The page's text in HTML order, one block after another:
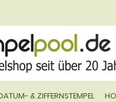
& ZIFFERNSTEMPEL